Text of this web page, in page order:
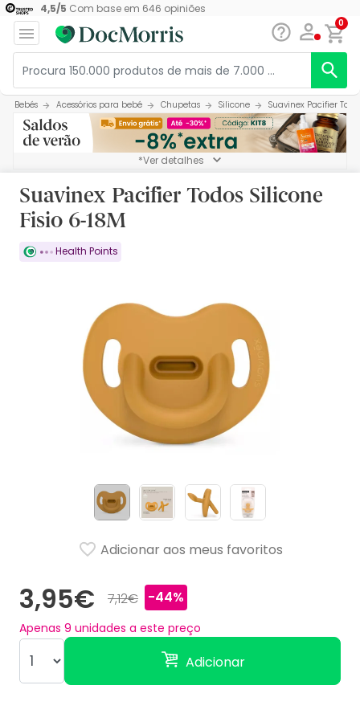
4,5/5 Com base em 646 opiniões
0
Bebés Acessórios para bebé Chupetas Silicone Suavinex Pacifier
*Ver detalhes
Suavinex Pacifier Todos Silicone
Fisio 6-18M
Health Points
3,95€ 7,12€ -44%
Apenas 9 unidades a este preço
Adicionar
Adicionar aos meus favoritos